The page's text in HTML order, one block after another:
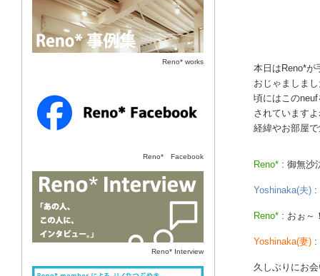
Reno* works
Reno* Facebook
あの人、この人に、インタビュー。
Reno* Interview
近ごろ、Reno*なつぶやき。
本日はReno*が
おじゃましま
頃にはこの
されています
経緯やお部屋
Reno* : 御無沙
Yoshinaka(夫) :
Reno* : おぉ～
Yoshinaka(妻) :
久しぶりにお